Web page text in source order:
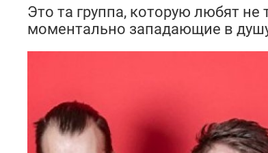
Это та группа, которую любят
моментально западающие в